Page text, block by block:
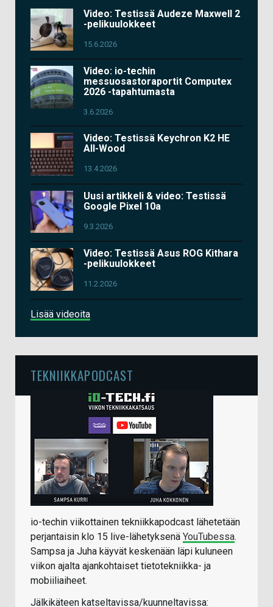
Video: Testissä Audeze Maxwell 2
-pelikuulokkeet
15.6.2026
Video: io-techin
messuosastoraportit Computex
2026 -tapahtumasta
3.6.2026
Video: Testissä Keychron K2 HE
All-Wood
13.4.2026
Uusi artikkeli & video: Testissä
Google Pixel 10a
9.3.2026
Video: Testissä Asus ROG Kithara
-pelikuulokkeet
11.2.2026
Lisää videoita
TEKNIIKKAPODCAST
io-techin viikottainen tekniikkapodcast lähetetään
perjantaisin klo 15 live-lähetyksenä YouTubessa.
Sampsa ja Juha käyvät keskenään läpi kuluneen
viikon ajalta ajankohtaiset tietotekniikka- ja
mobiiliaiheet.
Jälkikäteen katseltavissa/kuunneltavissa: